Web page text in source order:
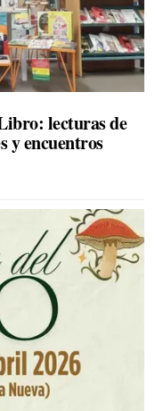
lecturas de
y encuentros